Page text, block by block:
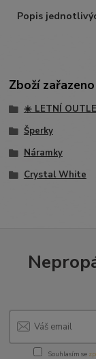
Popis
Zboží
☀️ LETNÍ
Šperky
Náramky
Crystal White
Souhlasím se